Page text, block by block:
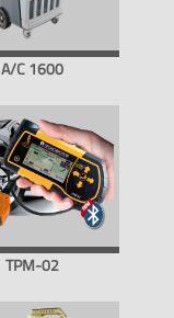
A/C 1600
TPM-02